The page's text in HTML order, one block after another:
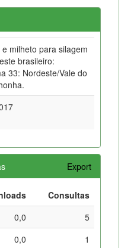
e milheto para silagem
brasileiro:
33: Nordeste/Vale do
Export
Consultas
0,0
5
0,0
1